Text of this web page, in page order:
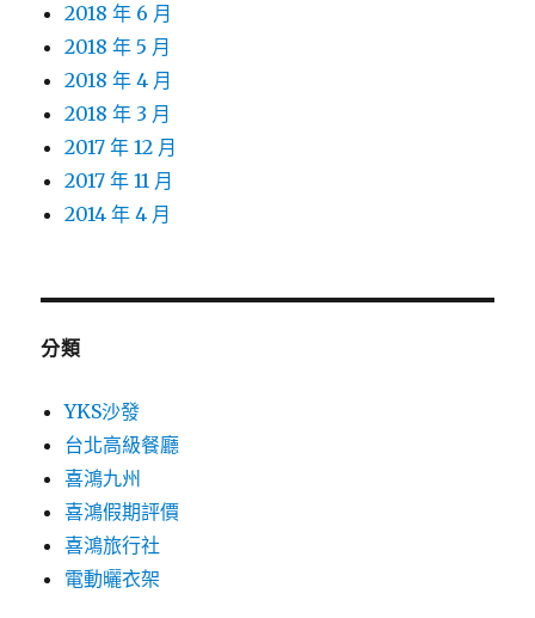
2018 年 6 月
2018 年 5 月
2018 年 4 月
2018 年 3 月
2017 年 12 月
2017 年 11 月
2014 年 4 月
分類
YKS沙發
台北高級餐廳
喜鴻九州
喜鴻假期評價
喜鴻旅行社
電動曬衣架